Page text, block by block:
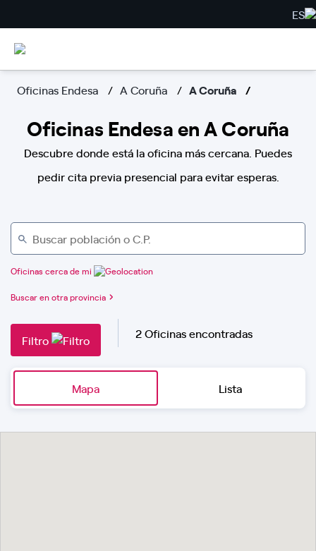
ES
Oficinas Endesa A Coruña A Coruña
Oficinas Endesa en A Coruña
Descubre donde está la oficina más cercana. Puedes
pedir cita previa presencial para evitar esperas.
Oficinas cerca de mi
Buscar en otra provincia
Filtro 2 Oficinas encontradas
Mapa Lista